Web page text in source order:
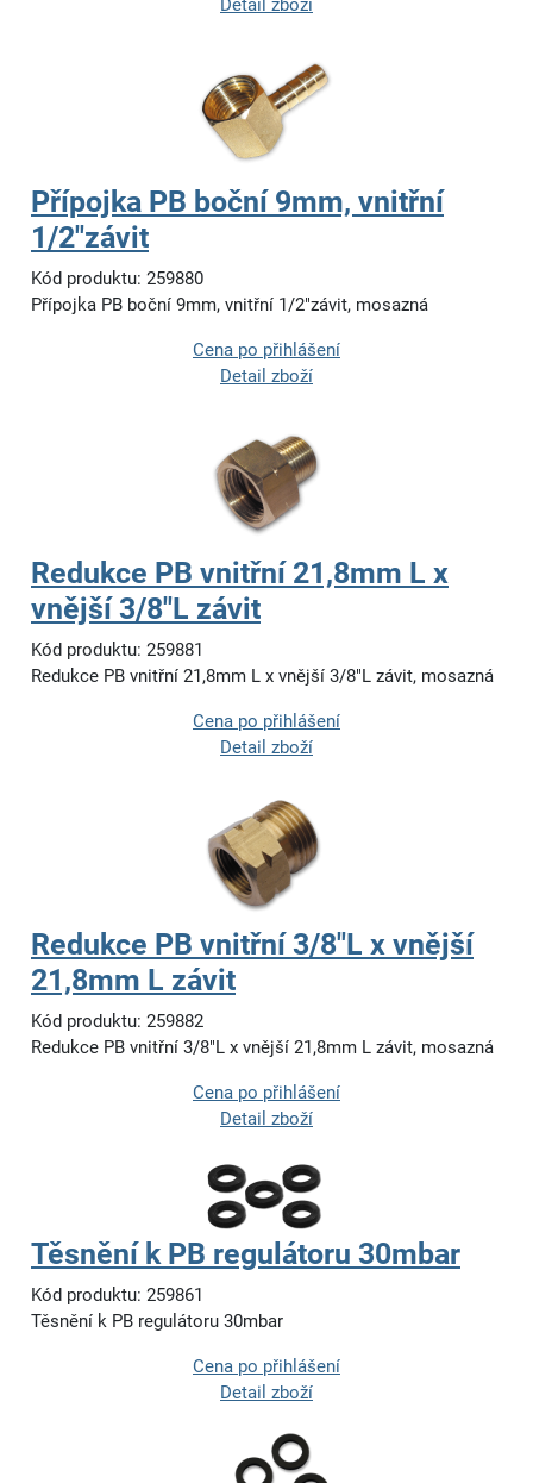
Detail zboží
Přípojka PB boční 9mm, vnitřní
1/2"závit
Kód produktu: 259880
Přípojka PB boční 9mm, vnitřní 1/2"závit, mosazná
Cena po přihlášení
Detail zboží
Redukce PB vnitřní 21,8mm L x
vnější 3/8"L závit
Kód produktu: 259881
Redukce PB vnitřní 21,8mm L x vnější 3/8"L závit, mosazná
Cena po přihlášení
Detail zboží
Redukce PB vnitřní 3/8"L x vnější
21,8mm L závit
Kód produktu: 259882
Redukce PB vnitřní 3/8"L x vnější 21,8mm L závit, mosazná
Cena po přihlášení
Detail zboží
Těsnění k PB regulátoru 30mbar
Kód produktu: 259861
Těsnění k PB regulátoru 30mbar
Cena po přihlášení
Detail zboží